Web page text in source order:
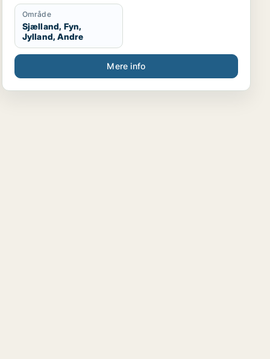
Område
Sjælland, Fyn,
Jylland, Andre
Mere info